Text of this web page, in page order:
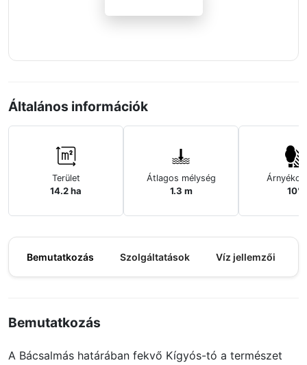
Általános információk
Terület
14.2 ha
Átlagos mélység
1.3 m 10%
Bemutatkozás Szolgáltatások Víz jellemzői
Bemutatkozás
A Bácsalmás határában fekvő Kígyós-tó a természet